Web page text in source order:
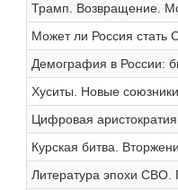
Трамп. Возвращение.
Может ли Россия стать
Демография в России:
Хуситы. Новые
Цифровая
Курская битва.
Литература эпохи СВО.